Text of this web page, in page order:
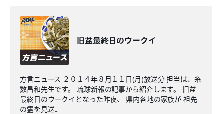
旧盆最終日のウークイ
方言ニュース ２０１４年８月１１日(月)放送分 担当は、糸
数昌和先生です。 琉球新報の記事から紹介します。 旧盆
最終日のウークイとなった昨夜、 県内各地の家族が 祖先
の霊を見送...